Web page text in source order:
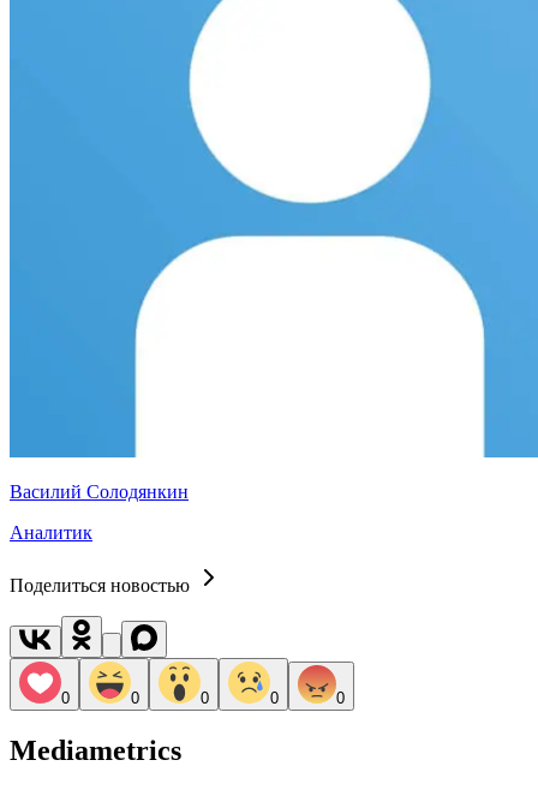
Василий Солодянкин
Аналитик
Поделиться новостью
0 0 0 0 0
Mediametrics